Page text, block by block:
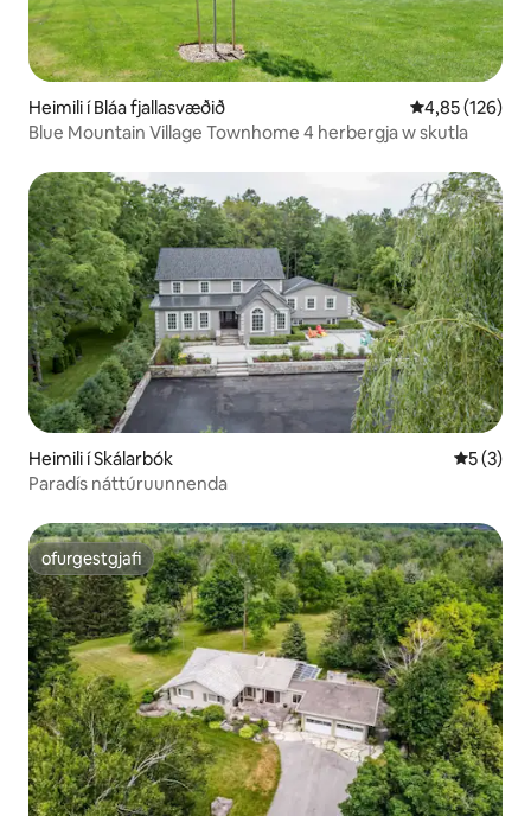
Heimili í Bláa fjallasvæðið 4,85 af 5 í
4,85 (126)
Blue Mountain Village Townhome 4 herbergja w skutla
Heimili í Skálarbók 5 af 5 í
5 (3)
Paradís náttúruunnenda
ofurgestgjafi
ofurgestgjafi